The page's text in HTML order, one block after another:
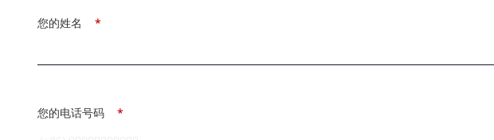
*
您的姓名
*
您的电话号码